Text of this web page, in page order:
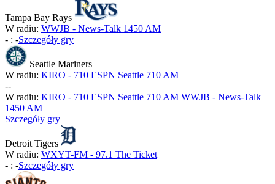
Tampa Bay Rays
W radiu: WWJB - News-Talk 1450 AM
- : -Szczegóły gry
Seattle Mariners
W radiu: KIRO - 710 ESPN Seattle 710 AM
--
W radiu: KIRO - 710 ESPN Seattle 710 AM WWJB - News-Talk
1450 AM
Szczegóły gry
Detroit Tigers
W radiu: WXYT-FM - 97.1 The Ticket
- : -Szczegóły gry